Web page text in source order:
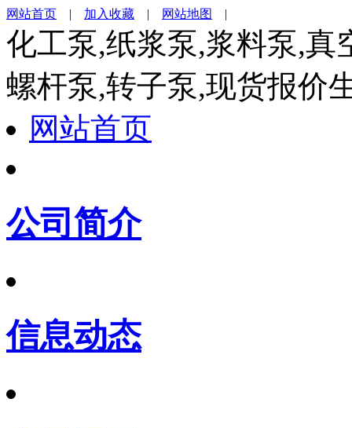
网站首页 | 加入收藏 | 网站地图 |
化工泵,纸浆泵,浆料泵,真
螺杆泵,转子泵,现货报价
网站首页
公司简介
信息动态